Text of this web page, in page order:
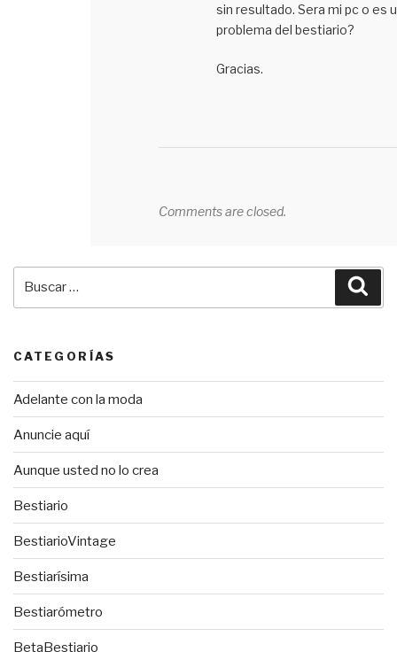
sin resultado. Sera mi pc o es
problema del bestiario?
Gracias.
Comments are closed.
CATEGORÍAS
Adelante con la moda
Anuncie aquí
Aunque usted no lo crea
Bestiario
BestiarioVintage
Bestiarísima
Bestiarómetro
BetaBestiario